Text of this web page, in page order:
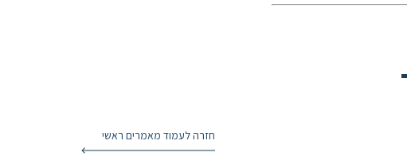
חזרה לעמוד מאמרים ראשי